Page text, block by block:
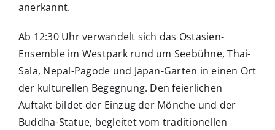
anerkannt.
Ab 12:30 Uhr verwandelt sich das Ostasien-
Ensemble im Westpark rund um Seebühne, Thai-
Sala, Nepal-Pagode und Japan-Garten in einen Ort
der kulturellen Begegnung. Den feierlichen
Auftakt bildet der Einzug der Mönche und der
Buddha-Statue, begleitet vom traditionellen